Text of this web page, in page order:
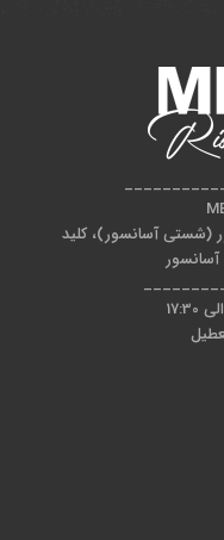
(شستی آسانسور)، کلید
آسانسور